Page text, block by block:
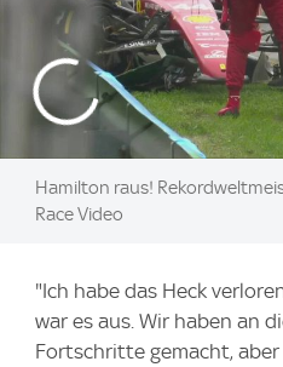
Hamilton raus!
Race Video
"Ich habe das Heck
war es aus. Wir haben an
Fortschritte gemacht, aber